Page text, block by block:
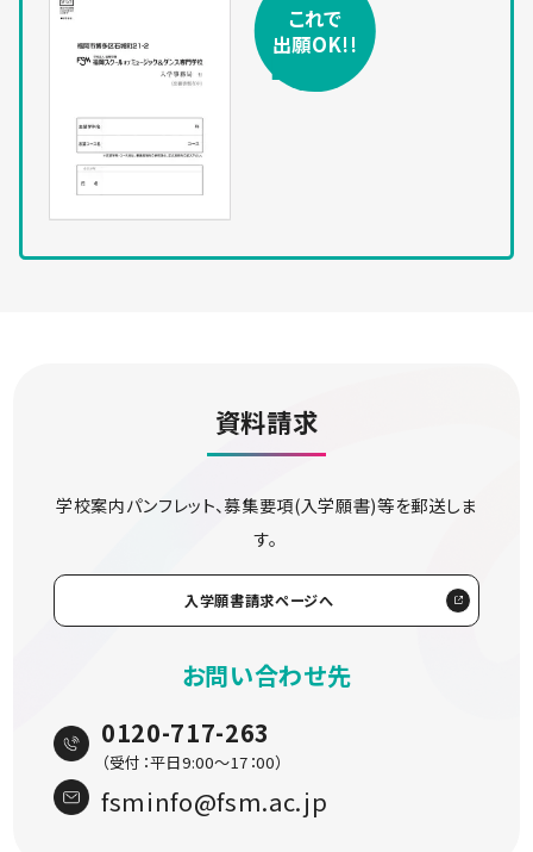
これで
出願OK!!
資料請求
学校案内パンフレット、募集要項(入学願書)等を郵送しま
す。
入学願書請求ページへ
お問い合わせ先
0120-717-263
（受付：平日9:00〜17：00）
fsminfo@fsm.ac.jp